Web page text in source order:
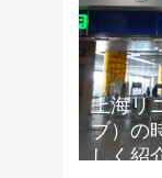
上海リ
ブ）の
しく紹